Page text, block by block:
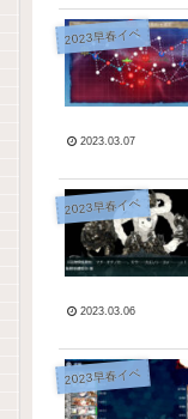
2023早春イベ
2023.03.07
2023早春イベ
2023.03.06
2023早春イベ